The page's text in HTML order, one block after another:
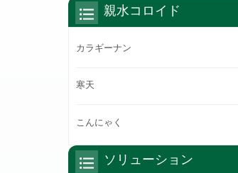
親水コロイド
カラギーナン
寒天
こんにゃく
ソリューション